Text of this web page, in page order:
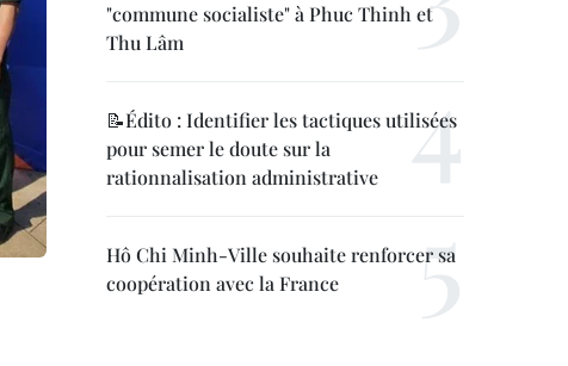
"commune socialiste" à Phuc Thinh et
Thu Lâm
📝Édito : Identifier les tactiques utilisées
pour semer le doute sur la
rationnalisation administrative
Hô Chi Minh-Ville souhaite renforcer sa
coopération avec la France